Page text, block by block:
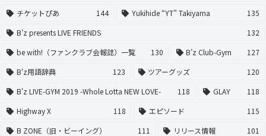
チケットぴあ
144 Yukihide “YT” Takiyama
135
B’z presents LIVE FRIENDS
132
be with!（ファンクラブ会報誌）一覧
130 B’z Club-Gym
127
B'z用語辞典
123 ツアーグッズ
120
B'z LIVE-GYM 2019 -Whole Lotta NEW LOVE-
118 GLAY
118
Highway X
118 エピソード
115
B ZONE（旧・ビーイング）
111 リリース情報
101